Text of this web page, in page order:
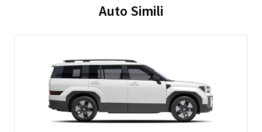
Auto Simili